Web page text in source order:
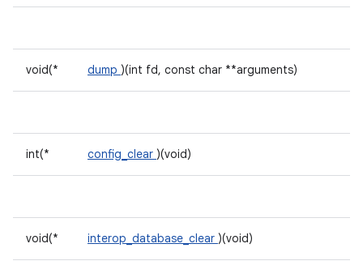
void(* dump )(int fd, const char **arguments)
int(* config_clear )(void)
void(* interop_database_clear )(void)